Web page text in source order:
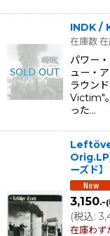
INDK /
在庫数
パワー
ュー・
ラウン
Victim"
った…
ーズド】
3,150.-
(税込:
在庫わず